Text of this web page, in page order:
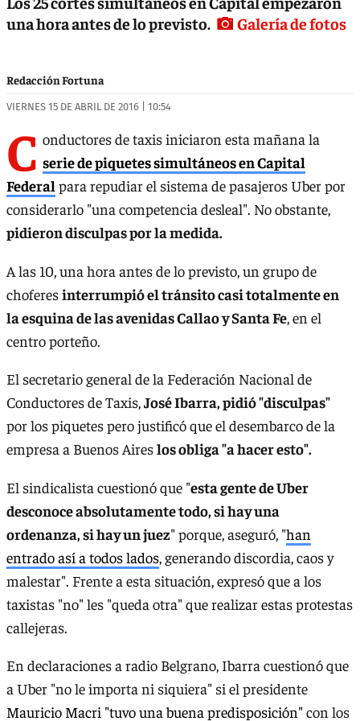
una hora antes de lo previsto.
Galería de fotos
Redacción Fortuna
VIERNES 15 DE ABRIL DE 2016 | 10:54
C onductores de taxis iniciaron esta mañana la
serie de piquetes simultáneos en Capital
Federal para repudiar el sistema de pasajeros Uber por
considerarlo "una competencia desleal". No obstante,
pidieron disculpas por la medida.
A las 10, una hora antes de lo previsto, un grupo de
choferesinterrumpió el tránsito casi totalmente en
la esquina de las avenidas Callao y Santa Fe, en el
centro porteño.
El secretario general de la Federación Nacional de
Conductores de Taxis,José Ibarra, pidió "disculpas"
por los piquetes pero justificó que el desembarco de la
empresa a Buenos Aireslos obliga "a hacer esto".
El sindicalista cuestionó que "esta gente de Uber
desconoce absolutamente todo, si hay una
ordenanza, si hay un juez" porque, aseguró, "han
entrado así a todos lados, generando discordia, caos y
malestar". Frente a esta situación, expresó que a los
taxistas "no" les "queda otra" que realizar estas protestas
callejeras.
En declaraciones a radio Belgrano, Ibarra cuestionó que
a Uber "no le importa ni siquiera" si el presidente
Mauricio Macri "tuvo una buena predisposición"con los